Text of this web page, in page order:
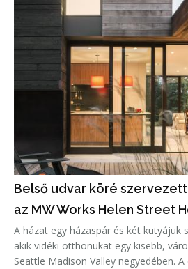
Belső udvar köré
az MW Works Helen Street
A házat egy házaspár és két kutyájuk
akik vidéki otthonukat egy kisebb,
Seattle Madison Valley negyedében.